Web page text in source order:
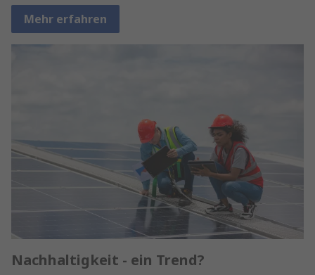
Mehr erfahren
Nachhaltigkeit - ein Trend?